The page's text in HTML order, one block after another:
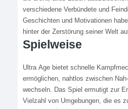
verschiedene Verbündete und
Geschichten und Motivationen
hinter der Zerstörung seiner Welt
Spielweise
Ultra Age bietet schnelle
ermöglichen, nahtlos zwischen
wechseln. Das Spiel ermutigt zur
Vielzahl von Umgebungen, die es